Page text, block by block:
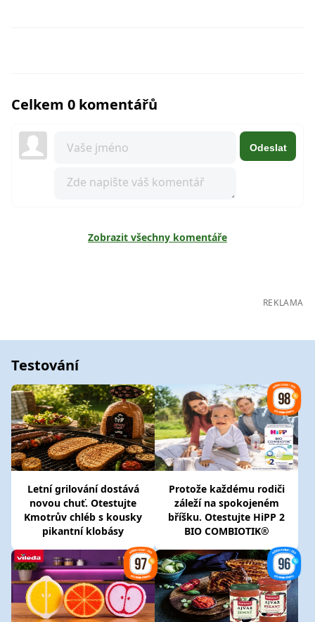
Celkem 0 komentářů
Odeslat
Zobrazit všechny komentáře
REKLAMA
Testování
Letní grilování dostává
novou chuť. Otestujte
Kmotrův chléb s kousky
pikantní klobásy
Protože každému rodiči
záleží na spokojeném
bříšku. Otestujte HiPP 2
BIO COMBIOTIK®